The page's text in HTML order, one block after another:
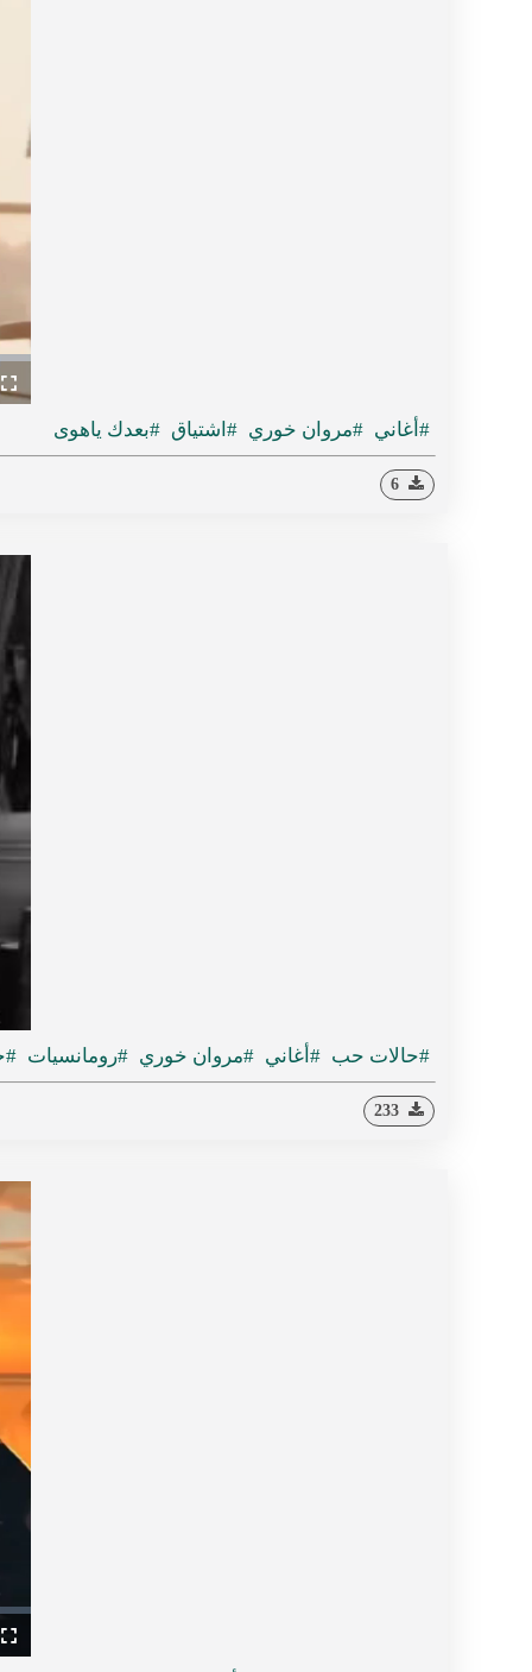
#أغاني #مروان خوري #اشتياق #بعدك ياهوى
#حالات حب #أغاني #مروان خوري #رومانسيات